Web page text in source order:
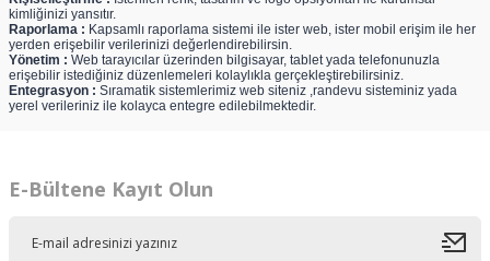
kimliğinizi yansıtır.
Raporlama : Kapsamlı raporlama sistemi ile ister web, ister mobil erişim ile her
yerden erişebilir verilerinizi değerlendirebilirsin.
Yönetim : Web tarayıcılar üzerinden bilgisayar, tablet yada telefonunuzla
erişebilir istediğiniz düzenlemeleri kolaylıkla gerçekleştirebilirsiniz.
Entegrasyon : Sıramatik sistemlerimiz web siteniz ,randevu sisteminiz yada
yerel verileriniz ile kolayca entegre edilebilmektedir.
E-Bültene Kayıt Olun